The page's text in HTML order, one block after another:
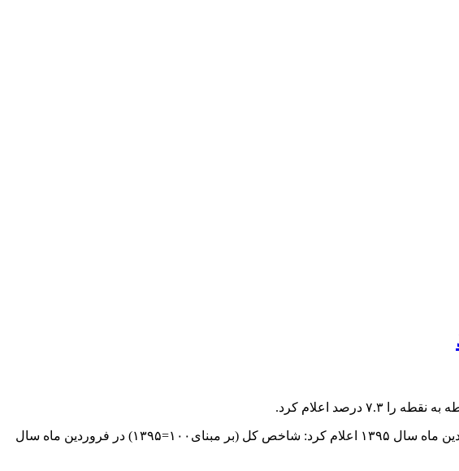
مرکز آمار ایران با ارائه گزارش شاخص قیمت کالاها و خدمات مصرفی خانوارهای روستایی کشور در فروردین ماه سال ۱۳۹۵ اعلام کرد: شاخص کل (بر مبنای۱۰۰=۱۳۹۵) در فروردین ماه سال